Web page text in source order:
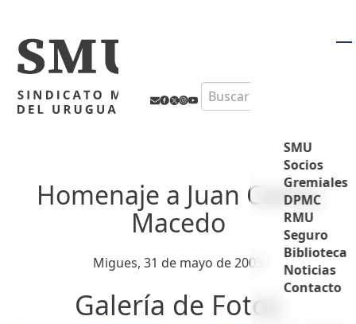
Search
SMU
Socios
Gremiales
DPMC
RMU
Seguro
Biblioteca
Noticias
Contacto
Homenaje a Juan Carlos
Macedo
Migues, 31 de mayo de 2003
Galería de Fotos